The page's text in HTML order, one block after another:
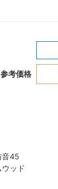
参考価格